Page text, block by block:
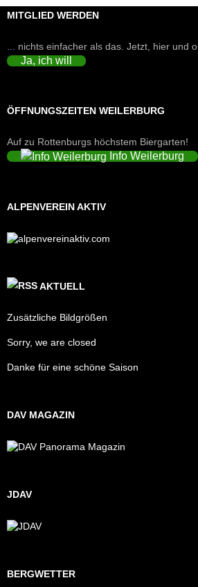
MITGLIED WERDEN
... nichts einfacher als das. Jetzt, hier und
Ja, ich will
ÖFFNUNGSZEITEN WEILERBURG
Auf zu Rottenburgs höchstem Biergarten!
Info Weilerburg
ALPENVEREIN AKTIV
AKTUELL
Zusätzliche Bildgrößen
Sorry, we are closed
Danke für eine schöne Saison
DAV MAGAZIN
JDAV
BERGWETTER